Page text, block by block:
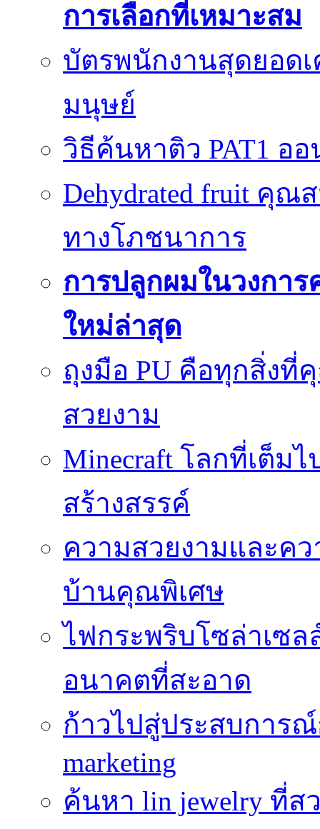
การเลือกที่เหมาะสม
บัตรพนักงานสุดยอด
มนุษย์
วิธีค้นหาติว PAT1 อ
Dehydrated fruit คุ
ทางโภชนาการ
การปลูกผมในวงกา
ใหม่ล่าสุด
ถุงมือ PU คือทุกสิ่งที่
สวยงาม
Minecraft โลกที่เต็ม
สร้างสรรค์
ความสวยงามและค
บ้านคุณพิเศษ
ไฟกระพริบโซล่าเซ
อนาคตที่สะอาด
ก้าวไปสู่ประสบการ
marketing
ค้นหา lin jewelry ที่